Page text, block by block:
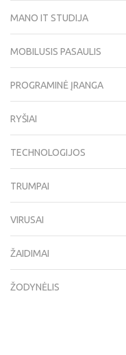
MANO IT STUDIJA
MOBILUSIS PASAULIS
PROGRAMINĖ ĮRANGA
RYŠIAI
TECHNOLOGIJOS
TRUMPAI
VIRUSAI
ŽAIDIMAI
ŽODYNĖLIS